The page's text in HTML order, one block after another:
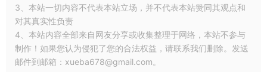
3、本站一切内容不代表本站立场，并不代表本站赞同其观点和
对其真实性负责
4、本站内容全部来自网友分享或收集整理于网络，本站不参与
制作！如果您认为侵犯了您的合法权益，请联系我们删除。发送
邮件到邮箱：xueba678@gmail.com。